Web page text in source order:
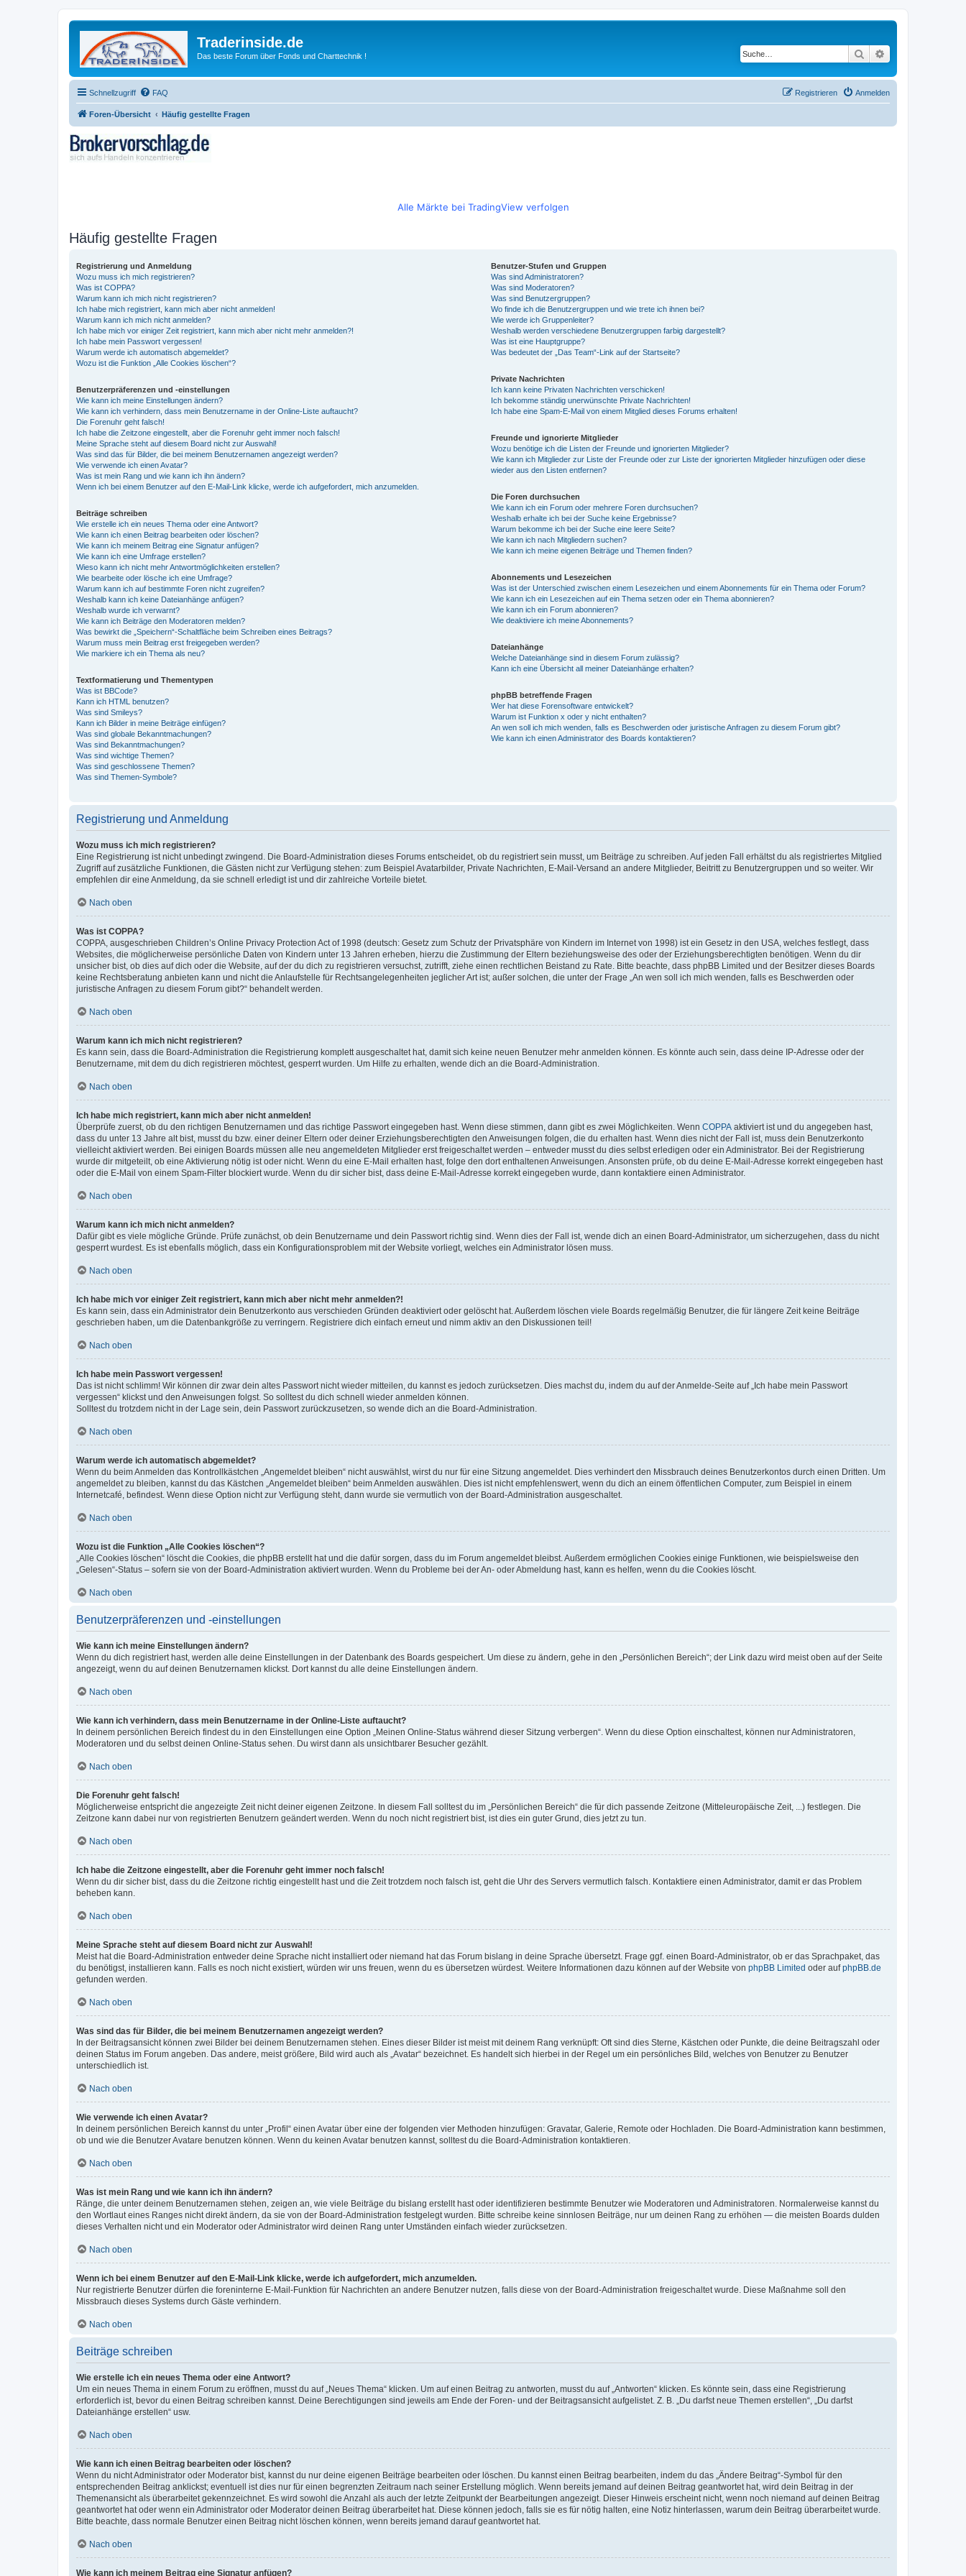
Traderinside.de
Das beste Forum über Fonds und Charttechnik ! Suche
Schnellzugriff FAQ Anmelden
Registrieren
Foren-Übersicht Häufig gestellte Fragen
Alle Märkte bei TradingView verfolgen
Häufig gestellte Fragen
Registrierung und Anmeldung
Wozu muss ich mich registrieren?
Was ist COPPA?
Warum kann ich mich nicht registrieren?
Ich habe mich registriert, kann mich aber nicht anmelden!
Warum kann ich mich nicht anmelden?
Ich habe mich vor einiger Zeit registriert, kann mich aber nicht mehr anmelden?!
Ich habe mein Passwort vergessen!
Warum werde ich automatisch abgemeldet?
Wozu ist die Funktion „Alle Cookies löschen“?
Benutzerpräferenzen und -einstellungen
Wie kann ich meine Einstellungen ändern?
Wie kann ich verhindern, dass mein Benutzername in der Online-Liste auftaucht?
Die Forenuhr geht falsch!
Ich habe die Zeitzone eingestellt, aber die Forenuhr geht immer noch falsch!
Meine Sprache steht auf diesem Board nicht zur Auswahl!
Was sind das für Bilder, die bei meinem Benutzernamen angezeigt werden?
Wie verwende ich einen Avatar?
Was ist mein Rang und wie kann ich ihn ändern?
Wenn ich bei einem Benutzer auf den E-Mail-Link klicke, werde ich aufgefordert, mich anzumelden.
Beiträge schreiben
Wie erstelle ich ein neues Thema oder eine Antwort?
Wie kann ich einen Beitrag bearbeiten oder löschen?
Wie kann ich meinem Beitrag eine Signatur anfügen?
Wie kann ich eine Umfrage erstellen?
Wieso kann ich nicht mehr Antwortmöglichkeiten erstellen?
Wie bearbeite oder lösche ich eine Umfrage?
Warum kann ich auf bestimmte Foren nicht zugreifen?
Weshalb kann ich keine Dateianhänge anfügen?
Weshalb wurde ich verwarnt?
Wie kann ich Beiträge den Moderatoren melden?
Was bewirkt die „Speichern“-Schaltfläche beim Schreiben eines Beitrags?
Warum muss mein Beitrag erst freigegeben werden?
Wie markiere ich ein Thema als neu?
Textformatierung und Thementypen
Was ist BBCode?
Kann ich HTML benutzen?
Was sind Smileys?
Kann ich Bilder in meine Beiträge einfügen?
Was sind globale Bekanntmachungen?
Was sind Bekanntmachungen?
Was sind wichtige Themen?
Was sind geschlossene Themen?
Was sind Themen-Symbole?
Benutzer-Stufen und Gruppen
Was sind Administratoren?
Was sind Moderatoren?
Was sind Benutzergruppen?
Wo finde ich die Benutzergruppen und wie trete ich ihnen bei?
Wie werde ich Gruppenleiter?
Weshalb werden verschiedene Benutzergruppen farbig dargestellt?
Was ist eine Hauptgruppe?
Was bedeutet der „Das Team“-Link auf der Startseite?
Private Nachrichten
Ich kann keine Privaten Nachrichten verschicken!
Ich bekomme ständig unerwünschte Private Nachrichten!
Ich habe eine Spam-E-Mail von einem Mitglied dieses Forums erhalten!
Freunde und ignorierte Mitglieder
Wozu benötige ich die Listen der Freunde und ignorierten Mitglieder?
Wie kann ich Mitglieder zur Liste der Freunde oder zur Liste der ignorierten Mitglieder hinzufügen oder diese
wieder aus den Listen entfernen?
Die Foren durchsuchen
Wie kann ich ein Forum oder mehrere Foren durchsuchen?
Weshalb erhalte ich bei der Suche keine Ergebnisse?
Warum bekomme ich bei der Suche eine leere Seite?
Wie kann ich nach Mitgliedern suchen?
Wie kann ich meine eigenen Beiträge und Themen finden?
Abonnements und Lesezeichen
Was ist der Unterschied zwischen einem Lesezeichen und einem Abonnements für ein Thema oder Forum?
Wie kann ich ein Lesezeichen auf ein Thema setzen oder ein Thema abonnieren?
Wie kann ich ein Forum abonnieren?
Wie deaktiviere ich meine Abonnements?
Dateianhänge
Welche Dateianhänge sind in diesem Forum zulässig?
Kann ich eine Übersicht all meiner Dateianhänge erhalten?
phpBB betreffende Fragen
Wer hat diese Forensoftware entwickelt?
Warum ist Funktion x oder y nicht enthalten?
An wen soll ich mich wenden, falls es Beschwerden oder juristische Anfragen zu diesem Forum gibt?
Wie kann ich einen Administrator des Boards kontaktieren?
Registrierung und Anmeldung
Wozu muss ich mich registrieren?
Eine Registrierung ist nicht unbedingt zwingend. Die Board-Administration dieses Forums entscheidet, ob du registriert sein musst, um Beiträge zu schreiben. Auf jeden Fall erhältst du als registriertes Mitglied
Zugriff auf zusätzliche Funktionen, die Gästen nicht zur Verfügung stehen: zum Beispiel Avatarbilder, Private Nachrichten, E-Mail-Versand an andere Mitglieder, Beitritt zu Benutzergruppen und so weiter. Wir
empfehlen dir eine Anmeldung, da sie schnell erledigt ist und dir zahlreiche Vorteile bietet.
Nach oben
Was ist COPPA?
COPPA, ausgeschrieben Children’s Online Privacy Protection Act of 1998 (deutsch: Gesetz zum Schutz der Privatsphäre von Kindern im Internet von 1998) ist ein Gesetz in den USA, welches festlegt, dass
Websites, die möglicherweise persönliche Daten von Kindern unter 13 Jahren erheben, hierzu die Zustimmung der Eltern beziehungsweise des oder der Erziehungsberechtigten benötigen. Wenn du dir
unsicher bist, ob dies auf dich oder die Website, auf der du dich zu registrieren versuchst, zutrifft, ziehe einen rechtlichen Beistand zu Rate. Bitte beachte, dass phpBB Limited und der Besitzer dieses Boards
keine Rechtsberatung anbieten kann und nicht die Anlaufstelle für Rechtsangelegenheiten jeglicher Art ist; außer solchen, die unter der Frage „An wen soll ich mich wenden, falls es Beschwerden oder
juristische Anfragen zu diesem Forum gibt?“ behandelt werden.
Nach oben
Warum kann ich mich nicht registrieren?
Es kann sein, dass die Board-Administration die Registrierung komplett ausgeschaltet hat, damit sich keine neuen Benutzer mehr anmelden können. Es könnte auch sein, dass deine IP-Adresse oder der
Benutzername, mit dem du dich registrieren möchtest, gesperrt wurden. Um Hilfe zu erhalten, wende dich an die Board-Administration.
Nach oben
Ich habe mich registriert, kann mich aber nicht anmelden!
Überprüfe zuerst, ob du den richtigen Benutzernamen und das richtige Passwort eingegeben hast. Wenn diese stimmen, dann gibt es zwei Möglichkeiten. Wenn COPPA aktiviert ist und du angegeben hast,
dass du unter 13 Jahre alt bist, musst du bzw. einer deiner Eltern oder deiner Erziehungsberechtigten den Anweisungen folgen, die du erhalten hast. Wenn dies nicht der Fall ist, muss dein Benutzerkonto
vielleicht aktiviert werden. Bei einigen Boards müssen alle neu angemeldeten Mitglieder erst freigeschaltet werden – entweder musst du dies selbst erledigen oder ein Administrator. Bei der Registrierung
wurde dir mitgeteilt, ob eine Aktivierung nötig ist oder nicht. Wenn du eine E-Mail erhalten hast, folge den dort enthaltenen Anweisungen. Ansonsten prüfe, ob du deine E-Mail-Adresse korrekt eingegeben hast
oder die E-Mail von einem Spam-Filter blockiert wurde. Wenn du dir sicher bist, dass deine E-Mail-Adresse korrekt eingegeben wurde, dann kontaktiere einen Administrator.
Nach oben
Warum kann ich mich nicht anmelden?
Dafür gibt es viele mögliche Gründe. Prüfe zunächst, ob dein Benutzername und dein Passwort richtig sind. Wenn dies der Fall ist, wende dich an einen Board-Administrator, um sicherzugehen, dass du nicht
gesperrt wurdest. Es ist ebenfalls möglich, dass ein Konfigurationsproblem mit der Website vorliegt, welches ein Administrator lösen muss.
Nach oben
Ich habe mich vor einiger Zeit registriert, kann mich aber nicht mehr anmelden?!
Es kann sein, dass ein Administrator dein Benutzerkonto aus verschieden Gründen deaktiviert oder gelöscht hat. Außerdem löschen viele Boards regelmäßig Benutzer, die für längere Zeit keine Beiträge
geschrieben haben, um die Datenbankgröße zu verringern. Registriere dich einfach erneut und nimm aktiv an den Diskussionen teil!
Nach oben
Ich habe mein Passwort vergessen!
Das ist nicht schlimm! Wir können dir zwar dein altes Passwort nicht wieder mitteilen, du kannst es jedoch zurücksetzen. Dies machst du, indem du auf der Anmelde-Seite auf „Ich habe mein Passwort
vergessen“ klickst und den Anweisungen folgst. So solltest du dich schnell wieder anmelden können.
Solltest du trotzdem nicht in der Lage sein, dein Passwort zurückzusetzen, so wende dich an die Board-Administration.
Nach oben
Warum werde ich automatisch abgemeldet?
Wenn du beim Anmelden das Kontrollkästchen „Angemeldet bleiben“ nicht auswählst, wirst du nur für eine Sitzung angemeldet. Dies verhindert den Missbrauch deines Benutzerkontos durch einen Dritten. Um
angemeldet zu bleiben, kannst du das Kästchen „Angemeldet bleiben“ beim Anmelden auswählen. Dies ist nicht empfehlenswert, wenn du dich an einem öffentlichen Computer, zum Beispiel in einem
Internetcafé, befindest. Wenn diese Option nicht zur Verfügung steht, dann wurde sie vermutlich von der Board-Administration ausgeschaltet.
Nach oben
Wozu ist die Funktion „Alle Cookies löschen“?
„Alle Cookies löschen“ löscht die Cookies, die phpBB erstellt hat und die dafür sorgen, dass du im Forum angemeldet bleibst. Außerdem ermöglichen Cookies einige Funktionen, wie beispielsweise den
„Gelesen“-Status – sofern sie von der Board-Administration aktiviert wurden. Wenn du Probleme bei der An- oder Abmeldung hast, kann es helfen, wenn du die Cookies löscht.
Nach oben
Benutzerpräferenzen und -einstellungen
Wie kann ich meine Einstellungen ändern?
Wenn du dich registriert hast, werden alle deine Einstellungen in der Datenbank des Boards gespeichert. Um diese zu ändern, gehe in den „Persönlichen Bereich“; der Link dazu wird meist oben auf der Seite
angezeigt, wenn du auf deinen Benutzernamen klickst. Dort kannst du alle deine Einstellungen ändern.
Nach oben
Wie kann ich verhindern, dass mein Benutzername in der Online-Liste auftaucht?
In deinem persönlichen Bereich findest du in den Einstellungen eine Option „Meinen Online-Status während dieser Sitzung verbergen“. Wenn du diese Option einschaltest, können nur Administratoren,
Moderatoren und du selbst deinen Online-Status sehen. Du wirst dann als unsichtbarer Besucher gezählt.
Nach oben
Die Forenuhr geht falsch!
Möglicherweise entspricht die angezeigte Zeit nicht deiner eigenen Zeitzone. In diesem Fall solltest du im „Persönlichen Bereich“ die für dich passende Zeitzone (Mitteleuropäische Zeit, ...) festlegen. Die
Zeitzone kann dabei nur von registrierten Benutzern geändert werden. Wenn du noch nicht registriert bist, ist dies ein guter Grund, dies jetzt zu tun.
Nach oben
Ich habe die Zeitzone eingestellt, aber die Forenuhr geht immer noch falsch!
Wenn du dir sicher bist, dass du die Zeitzone richtig eingestellt hast und die Zeit trotzdem noch falsch ist, geht die Uhr des Servers vermutlich falsch. Kontaktiere einen Administrator, damit er das Problem
beheben kann.
Nach oben
Meine Sprache steht auf diesem Board nicht zur Auswahl!
Meist hat die Board-Administration entweder deine Sprache nicht installiert oder niemand hat das Forum bislang in deine Sprache übersetzt. Frage ggf. einen Board-Administrator, ob er das Sprachpaket, das
du benötigst, installieren kann. Falls es noch nicht existiert, würden wir uns freuen, wenn du es übersetzen würdest. Weitere Informationen dazu können auf der Website von phpBB Limited oder aufphpBB.de
gefunden werden.
Nach oben
Was sind das für Bilder, die bei meinem Benutzernamen angezeigt werden?
In der Beitragsansicht können zwei Bilder bei deinem Benutzernamen stehen. Eines dieser Bilder ist meist mit deinem Rang verknüpft: Oft sind dies Sterne, Kästchen oder Punkte, die deine Beitragszahl oder
deinen Status im Forum angeben. Das andere, meist größere, Bild wird auch als „Avatar“ bezeichnet. Es handelt sich hierbei in der Regel um ein persönliches Bild, welches von Benutzer zu Benutzer
unterschiedlich ist.
Nach oben
Wie verwende ich einen Avatar?
In deinem persönlichen Bereich kannst du unter „Profil“ einen Avatar über eine der folgenden vier Methoden hinzufügen: Gravatar, Galerie, Remote oder Hochladen. Die Board-Administration kann bestimmen,
ob und wie die Benutzer Avatare benutzen können. Wenn du keinen Avatar benutzen kannst, solltest du die Board-Administration kontaktieren.
Nach oben
Was ist mein Rang und wie kann ich ihn ändern?
Ränge, die unter deinem Benutzernamen stehen, zeigen an, wie viele Beiträge du bislang erstellt hast oder identifizieren bestimmte Benutzer wie Moderatoren und Administratoren. Normalerweise kannst du
den Wortlaut eines Ranges nicht direkt ändern, da sie von der Board-Administration festgelegt wurden. Bitte schreibe keine sinnlosen Beiträge, nur um deinen Rang zu erhöhen — die meisten Boards dulden
dieses Verhalten nicht und ein Moderator oder Administrator wird deinen Rang unter Umständen einfach wieder zurücksetzen.
Nach oben
Wenn ich bei einem Benutzer auf den E-Mail-Link klicke, werde ich aufgefordert, mich anzumelden.
Nur registrierte Benutzer dürfen die foreninterne E-Mail-Funktion für Nachrichten an andere Benutzer nutzen, falls diese von der Board-Administration freigeschaltet wurde. Diese Maßnahme soll den
Missbrauch dieses Systems durch Gäste verhindern.
Nach oben
Beiträge schreiben
Wie erstelle ich ein neues Thema oder eine Antwort?
Um ein neues Thema in einem Forum zu eröffnen, musst du auf „Neues Thema“ klicken. Um auf einen Beitrag zu antworten, musst du auf „Antworten“ klicken. Es könnte sein, dass eine Registrierung
erforderlich ist, bevor du einen Beitrag schreiben kannst. Deine Berechtigungen sind jeweils am Ende der Foren- und der Beitragsansicht aufgelistet. Z. B. „Du darfst neue Themen erstellen“, „Du darfst
Dateianhänge erstellen“ usw.
Nach oben
Wie kann ich einen Beitrag bearbeiten oder löschen?
Wenn du nicht Administrator oder Moderator bist, kannst du nur deine eigenen Beiträge bearbeiten oder löschen. Du kannst einen Beitrag bearbeiten, indem du das „Ändere Beitrag“-Symbol für den
entsprechenden Beitrag anklickst; eventuell ist dies nur für einen begrenzten Zeitraum nach seiner Erstellung möglich. Wenn bereits jemand auf deinen Beitrag geantwortet hat, wird dein Beitrag in der
Themenansicht als überarbeitet gekennzeichnet. Es wird sowohl die Anzahl als auch der letzte Zeitpunkt der Bearbeitungen angezeigt. Dieser Hinweis erscheint nicht, wenn noch niemand auf deinen Beitrag
geantwortet hat oder wenn ein Administrator oder Moderator deinen Beitrag überarbeitet hat. Diese können jedoch, falls sie es für nötig halten, eine Notiz hinterlassen, warum dein Beitrag überarbeitet wurde.
Bitte beachte, dass normale Benutzer einen Beitrag nicht löschen können, wenn bereits jemand darauf geantwortet hat.
Nach oben
Wie kann ich meinem Beitrag eine Signatur anfügen?